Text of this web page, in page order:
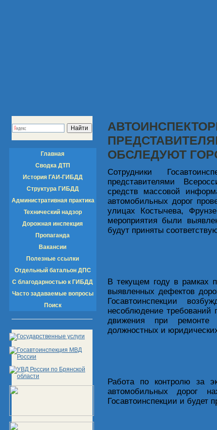
Главная
Сводка ДТП
История ГАИ-ГИБДД
Структура ГИБДД
Административная практика
Технический надзор
Дорожная инспекция
Пропаганда
Вакансии
Полезные ссылки
Отдельный батальон ДПС
С благодарностью к ГИБДД
Часто задаваемые вопросы
Поиск
ОБСЛЕДУЮТ
Сотрудники
представителями
средств массовой
автомобильных дорог
улицах Костычева,
мероприятия были
будут приняты
В текущем году в рамках
выявленных дефектов
Госавтоинспекции
несоблюдение требований
движения при
должностных и
Работа по контролю за
автомобильных дорог
Госавтоинспекции и